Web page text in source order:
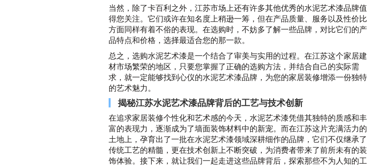
当然，除了卡百利之外，江苏市场上还有许多其他优秀的水泥艺术漆品牌值
得您关注。它们或许在知名度上稍逊一筹，但在产品质量、服务以及性价比
方面同样有着不俗的表现。在选购时，不妨多了解一些品牌，对比它们的产
品特点和价格，选择最适合您的那一款。
总之，选购水泥艺术漆是一个结合了审美与实用的过程。在江苏这个家居建
材市场繁荣的地区，只要您掌握了正确的选购方法，并结合自己的实际需
求，就一定能够找到心仪的水泥艺术漆品牌，为您的家居装修增添一份独特
的艺术魅力。
揭秘江苏水泥艺术漆品牌背后的工艺与技术创新
在追求家居装修个性化和艺术感的今天，水泥艺术漆凭借其独特的质感和丰
富的表现力，逐渐成为了墙面装饰材料中的新宠。而在江苏这片充满活力的
土地上，孕育出了一批在水泥艺术漆领域深耕细作的品牌，它们不仅继承了
传统工艺的精髓，更在技术创新上不断突破，为消费者带来了前所未有的装
饰体验。接下来，就让我们一起走进这些品牌背后，探索那些不为人知的工